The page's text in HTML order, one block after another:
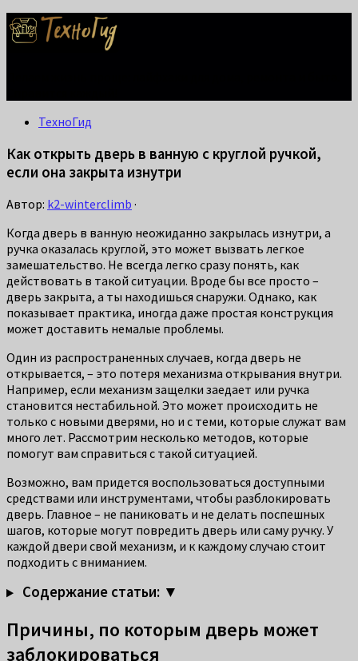
ТехноГид
Как открыть дверь в ванную с круглой ручкой,
если она закрыта изнутри
Автор: k2-winterclimb ·
Когда дверь в ванную неожиданно закрылась изнутри, а
ручка оказалась круглой, это может вызвать легкое
замешательство. Не всегда легко сразу понять, как
действовать в такой ситуации. Вроде бы все просто –
дверь закрыта, а ты находишься снаружи. Однако, как
показывает практика, иногда даже простая конструкция
может доставить немалые проблемы.
Один из распространенных случаев, когда дверь не
открывается, – это потеря механизма открывания внутри.
Например, если механизм защелки заедает или ручка
становится нестабильной. Это может происходить не
только с новыми дверями, но и с теми, которые служат вам
много лет. Рассмотрим несколько методов, которые
помогут вам справиться с такой ситуацией.
Возможно, вам придется воспользоваться доступными
средствами или инструментами, чтобы разблокировать
дверь. Главное – не паниковать и не делать поспешных
шагов, которые могут повредить дверь или саму ручку. У
каждой двери свой механизм, и к каждому случаю стоит
подходить с вниманием.
Содержание статьи: ▼
Причины, по которым дверь может
заблокироваться